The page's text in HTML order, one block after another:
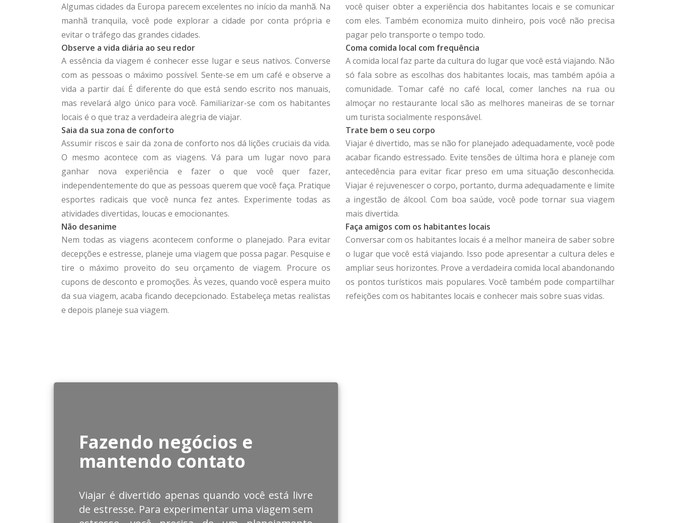
Algumas cidades da Europa parecem excelentes no início da manhã. Na
manhã tranquila, você pode explorar a cidade por conta própria e
evitar o tráfego das grandes cidades.
Observe a vida diária ao seu redor
A essência da viagem é conhecer esse lugar e seus nativos. Converse
com as pessoas o máximo possível. Sente-se em um café e observe a
vida a partir daí. É diferente do que está sendo escrito nos manuais,
mas revelará algo único para você. Familiarizar-se com os habitantes
locais é o que traz a verdadeira alegria de viajar.
Saia da sua zona de conforto
Assumir riscos e sair da zona de conforto nos dá lições cruciais da vida.
O mesmo acontece com as viagens. Vá para um lugar novo para
ganhar nova experiência e fazer o que você quer fazer,
independentemente do que as pessoas querem que você faça. Pratique
esportes radicais que você nunca fez antes. Experimente todas as
atividades divertidas, loucas e emocionantes.
Não desanime
Nem todas as viagens acontecem conforme o planejado. Para evitar
decepções e estresse, planeje uma viagem que possa pagar. Pesquise e
tire o máximo proveito do seu orçamento de viagem. Procure os
cupons de desconto e promoções. Às vezes, quando você espera muito
da sua viagem, acaba ficando decepcionado. Estabeleça metas realistas
e depois planeje sua viagem.
você quiser obter a experiência dos habitantes locais e se comunicar
com eles. Também economiza muito dinheiro, pois você não precisa
pagar pelo transporte o tempo todo.
Coma comida local com frequência
A comida local faz parte da cultura do lugar que você está viajando. Não
só fala sobre as escolhas dos habitantes locais, mas também apóia a
comunidade. Tomar café no café local, comer lanches na rua ou
almoçar no restaurante local são as melhores maneiras de se tornar
um turista socialmente responsável.
Trate bem o seu corpo
Viajar é divertido, mas se não for planejado adequadamente, você pode
acabar ficando estressado. Evite tensões de última hora e planeje com
antecedência para evitar ficar preso em uma situação desconhecida.
Viajar é rejuvenescer o corpo, portanto, durma adequadamente e limite
a ingestão de álcool. Com boa saúde, você pode tornar sua viagem
mais divertida.
Faça amigos com os habitantes locais
Conversar com os habitantes locais é a melhor maneira de saber sobre
o lugar que você está viajando. Isso pode apresentar a cultura deles e
ampliar seus horizontes. Prove a verdadeira comida local abandonando
os pontos turísticos mais populares. Você também pode compartilhar
refeições com os habitantes locais e conhecer mais sobre suas vidas.
Fazendo negócios e
mantendo contato
Viajar é divertido apenas quando você está livre
de estresse. Para experimentar uma viagem sem